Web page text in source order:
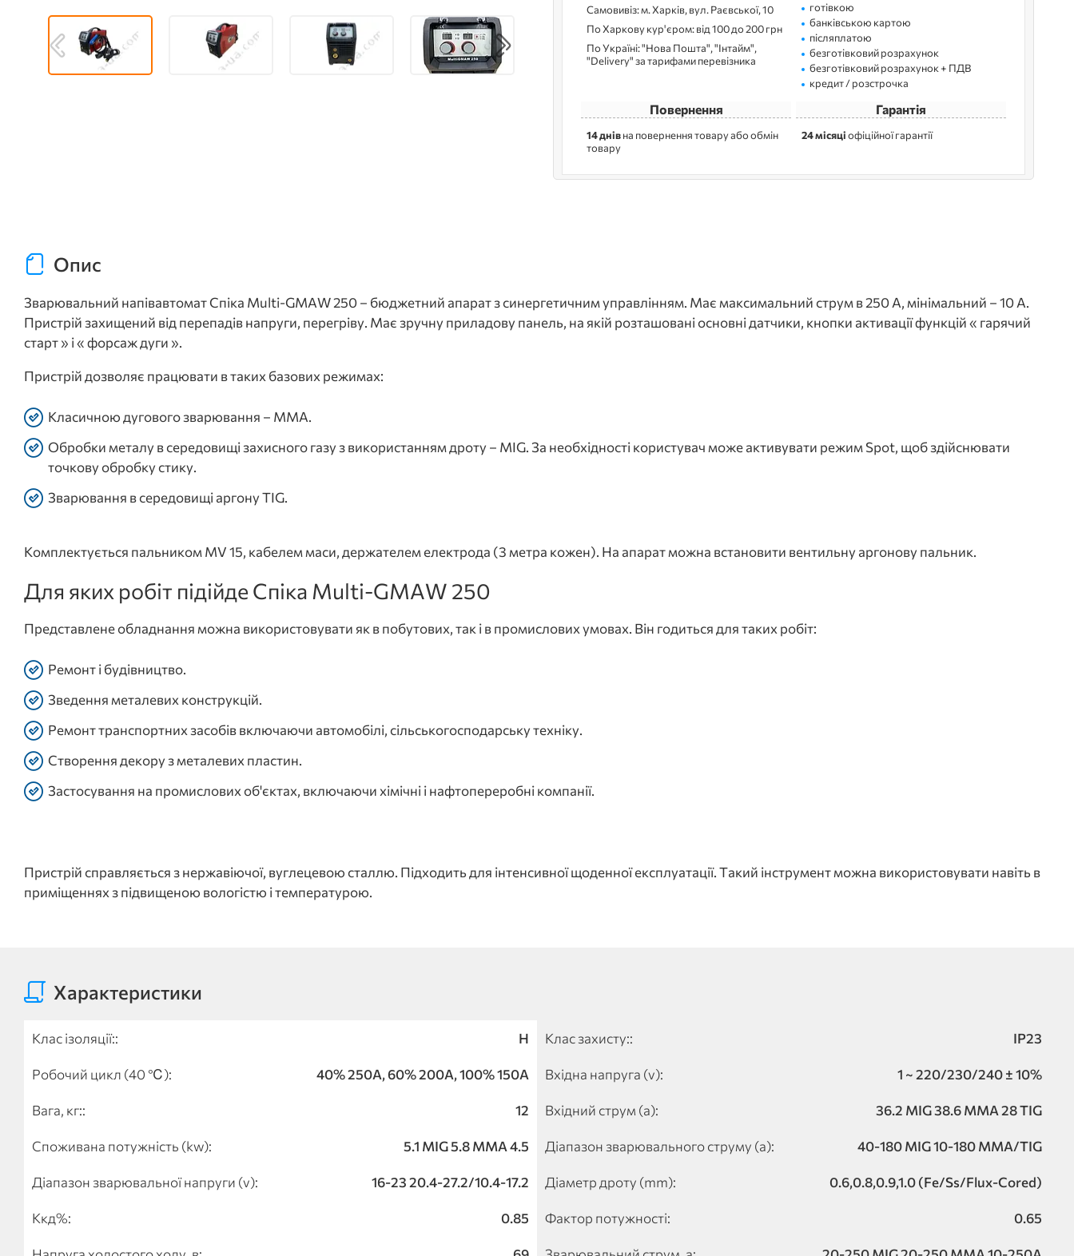
Самовивіз: м. Харків, вул. Раєвської, 10
По Харкову кур'єром: від 100 до 200 грн
По Україні: "Нова Пошта", "Інтайм",
"Delivery" за тарифами перевізника
готівкою
банківською картою
післяплатою
безготівковий розрахунок
безготівковий розрахунок + ПДВ
кредит / розстрочка
Повернення
14 днівна повернення товару або обмін
товару
Гарантія
24 місяціофіційної гарантії
Опис
Зварювальний напівавтомат Спіка Multi-GMAW 250 – бюджетний апарат з синергетичним управлінням. Має максимальний струм в 250 А, мінімальний – 10 А.
Пристрій захищений від перепадів напруги, перегріву. Має зручну приладову панель, на якій розташовані основні датчики, кнопки активації функцій « гарячий
старт » і « форсаж дуги ».
Пристрій дозволяє працювати в таких базових режимах:
Класичною дугового зварювання – MMA.
Обробки металу в середовищі захисного газу з використанням дроту – MIG. За необхідності користувач може активувати режим Spot, щоб здійснювати
точкову обробку стику.
Зварювання в середовищі аргону TIG.
Комплектується пальником MV 15, кабелем маси, держателем електрода (3 метра кожен). На апарат можна встановити вентильну аргонову пальник.
Для яких робіт підійде Спіка Multi-GMAW 250
Представлене обладнання можна використовувати як в побутових, так і в промислових умовах. Він годиться для таких робіт:
Ремонт і будівництво.
Зведення металевих конструкцій.
Ремонт транспортних засобів включаючи автомобілі, сільськогосподарську техніку.
Створення декору з металевих пластин.
Застосування на промислових об'єктах, включаючи хімічні і нафтопереробні компанії.
Пристрій справляється з нержавіючої, вуглецевою сталлю. Підходить для інтенсивної щоденної експлуатації. Такий інструмент можна використовувати навіть в
приміщеннях з підвищеною вологістю і температурою.
Характеристики
Клас ізоляції:: H Клас захисту:: IP23
Робочий цикл (40 ℃): 40% 250A, 60% 200A, 100% 150A Вхідна напруга (v): 1 ~ 220/230/240 ± 10%
Вага, кг:: 12 Вхідний струм (a): 36.2 MIG 38.6 MMA 28 TIG
Споживана потужність (kw): 5.1 MIG 5.8 MMA 4.5 Діапазон зварювального струму (a): 40-180 MIG 10-180 MMA/TIG
Діапазон зварювальної напруги (v): 16-23 20.4-27.2/10.4-17.2 Діаметр дроту (mm): 0.6,0.8,0.9,1.0 (Fe/Ss/Flux-Cored)
Ккд%: 0.85 Фактор потужності: 0.65